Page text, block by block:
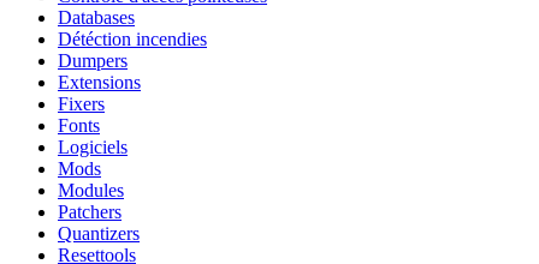
Databases
Détéction incendies
Dumpers
Extensions
Fixers
Fonts
Logiciels
Mods
Modules
Patchers
Quantizers
Resettools